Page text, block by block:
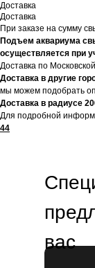
Доставка
Доставка
При заказе на сумму
Подъем аквариума
осуществляется при
Доставка по
Доставка в другие
мы можем подобрать
Доставка в радиусе
Для подробной
44
вас